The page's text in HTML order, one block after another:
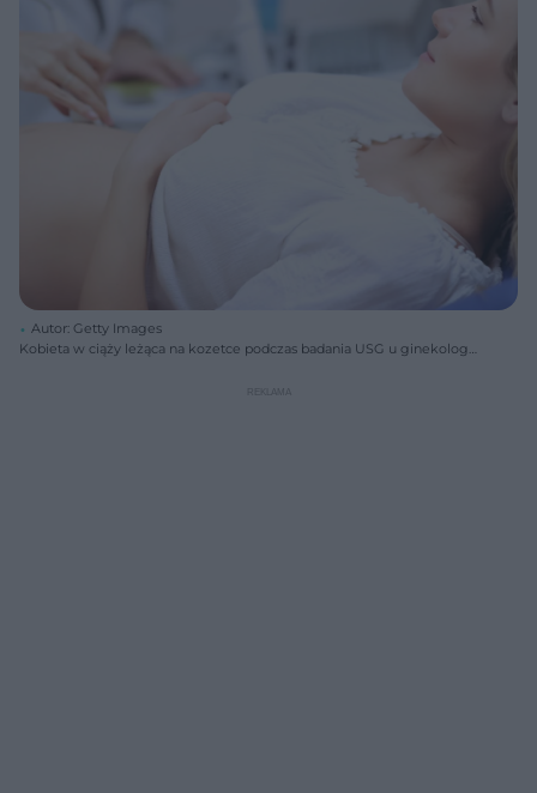
Autor: Getty Images
Kobieta w ciąży leżąca na kozetce podczas badania USG u ginekologa,
Zdrowie znajdziesz porady ekspertów dotyczące badań HCG i